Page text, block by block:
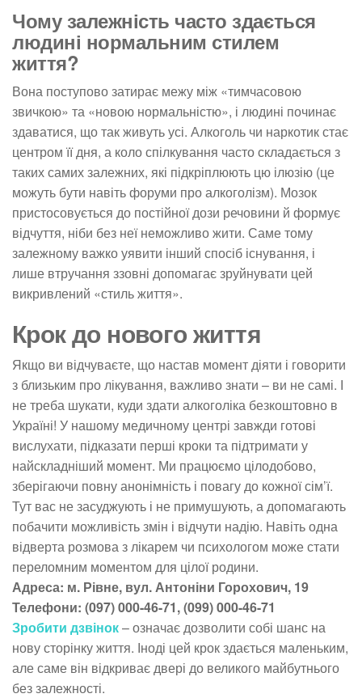
Чому залежність часто здається
людині нормальним стилем
життя?
Вона поступово затирає межу між «тимчасовою
звичкою» та «новою нормальністю», і людині починає
здаватися, що так живуть усі. Алкоголь чи наркотик стає
центром її дня, а коло спілкування часто складається з
таких самих залежних, які підкріплюють цю ілюзію (це
можуть бути навіть форуми про алкоголізм). Мозок
пристосовується до постійної дози речовини й формує
відчуття, ніби без неї неможливо жити. Саме тому
залежному важко уявити інший спосіб існування, і
лише втручання ззовні допомагає зруйнувати цей
викривлений «стиль життя».
Крок до нового життя
Якщо ви відчуваєте, що настав момент діяти і говорити
з близьким про лікування, важливо знати – ви не самі. І
не треба шукати, куди здати алкоголіка безкоштовно в
Україні! У нашому медичному центрі завжди готові
вислухати, підказати перші кроки та підтримати у
найскладніший момент. Ми працюємо цілодобово,
зберігаючи повну анонімність і повагу до кожної сім’ї.
Тут вас не засуджують і не примушують, а допомагають
побачити можливість змін і відчути надію. Навіть одна
відверта розмова з лікарем чи психологом може стати
переломним моментом для цілої родини.
Адреса: м. Рівне, вул. Антоніни Горохович, 19
Телефони: (097) 000-46-71, (099) 000-46-71
Зробити дзвінок– означає дозволити собі шанс на
нову сторінку життя. Іноді цей крок здається маленьким,
але саме він відкриває двері до великого майбутнього
без залежності.